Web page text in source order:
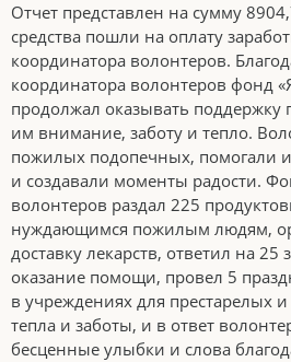
Отчет представлен на сумму
средства пошли на оплату
координатора волонтеров.
координатора волонтеров фонд
продолжал оказывать
им внимание, заботу и тепло.
пожилых подопечных, помогали
и создавали моменты радости.
волонтеров раздал 225
нуждающимся пожилым людям,
доставку лекарств, ответил на
оказание помощи, провел 5
в учреждениях для престарелых
тепла и заботы, и в ответ
бесценные улыбки и слова